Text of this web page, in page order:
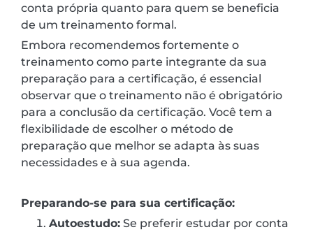
conta própria quanto para quem se beneficia
de um treinamento formal.
Embora recomendemos fortemente o
treinamento como parte integrante da sua
preparação para a certificação, é essencial
observar que o treinamento não é obrigatório
para a conclusão da certificação. Você tem a
flexibilidade de escolher o método de
preparação que melhor se adapta às suas
necessidades e à sua agenda.
Preparando-se para sua certificação:
Autoestudo: Se preferir estudar por conta